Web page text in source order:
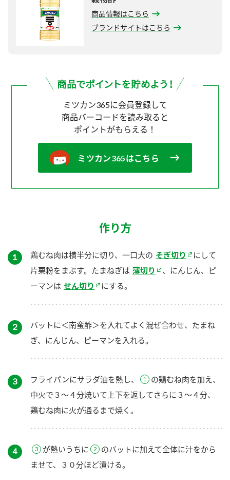
商品情報はこちら
ブランドサイトはこちら
ミツカン365に会員登録して
商品バーコードを読み取ると
ポイントがもらえる！
ミツカン365はこちら
作り方
１ 鶏むね肉は横半分に切り、一口大の そぎ切り
にして
片栗粉をまぶす。たまねぎは 薄切り
、にんじん、ピ
ーマンは せん切り にする。
２
バットに＜南蛮酢＞を入れてよく混ぜ合わせ、たまね
ぎ、にんじん、ピーマンを入れる。
３ フライパンにサラダ油を熱し、
の鶏むね肉を加え、
中火で３～４分焼いて上下を返してさらに３～４分、
鶏むね肉に火が通るまで焼く。
４ が熱いうちに
のバットに加えて全体に汁をから
ませて、３０分ほど漬ける。